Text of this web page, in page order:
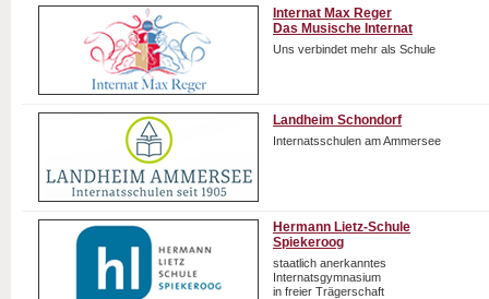
Internat Max Reger
Das Musische Internat
Uns verbindet mehr als Schule
Landheim Schondorf
Internatsschulen am Ammersee
Hermann Lietz-Schule
Spiekeroog
staatlich anerkanntes
Internatsgymnasium
in freier Trägerschaft